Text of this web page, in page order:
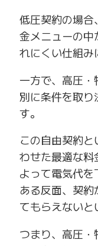
低圧契約の場
金メニューの
れにくい仕組み
一方で、高圧
別に条件を取
す。
この自由契約
わせた最適な料
よって電気代
ある反面、契
てもらえないと
つまり、高圧